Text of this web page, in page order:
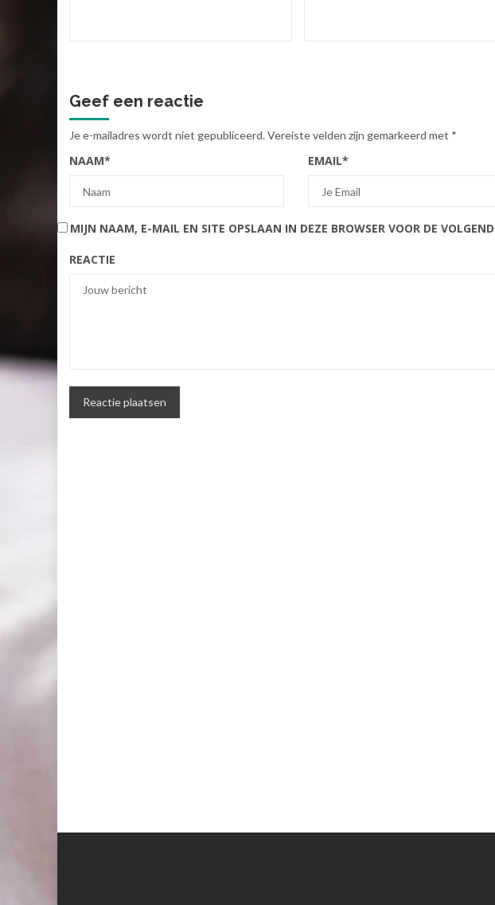
Geef een reactie
Je e-mailadres wordt niet gepubliceerd.Vereiste velden zijn gemarkeerd met *
NAAM* EMAIL*
MIJN NAAM, E-MAIL EN SITE OPSLAAN IN DEZE BROWSER VOOR DE
REACTIE